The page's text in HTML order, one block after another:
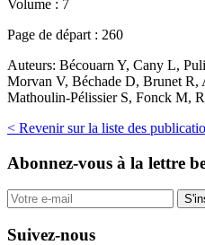
Volume : 7
Page de départ : 260
Auteurs: Bécouarn Y, Cany L,
Morvan V, Béchade D, Brunet R,
Mathoulin-Pélissier S, Fonck M,
< Revenir sur la liste des
Abonnez-vous à la lettre
Suivez-nous